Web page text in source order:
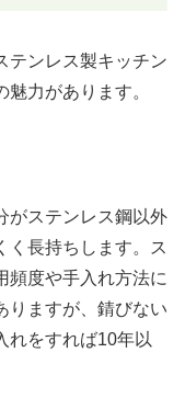
テンレス製キッチン
力があります。
がステンレス鋼以外
く長持ちします。ス
頻度や手入れ方法に
りますが、錆びない
れをすれば10年以